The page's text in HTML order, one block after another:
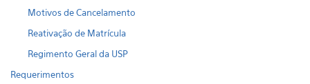
Motivos de Cancelamento
Reativação de Matrícula
Regimento Geral da USP
Requerimentos